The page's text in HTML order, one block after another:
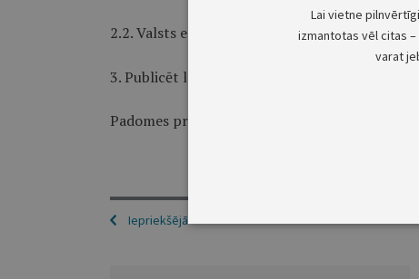
2.2. Valsts elektrosakaru inspekcijas atļaujas
3. Publicēt laikrakstā "Latvijas Vēstnesis" un
Padomes priekšsēdētājs
Iepriekšējā
Lai vietne
izmantotas vēl citas
varat